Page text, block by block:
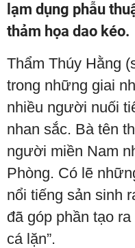
lạm dụng phẫu
thảm họa dao kéo.
Thẩm Thúy Hằng
trong những giai
nhiều người nuối
nhan sắc. Bà tên
người miền Nam
Phòng. Có lẽ
nổi tiếng sản sinh
đã góp phần tạo
cá lặn”.